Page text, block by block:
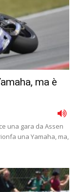
ma è
una gara da Assen
una Yamaha, ma,